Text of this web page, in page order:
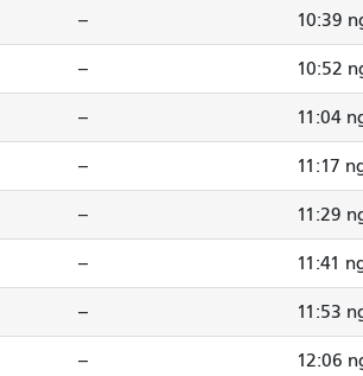
-- 10:39
-- 10:52
-- 11:04
-- 11:17
-- 11:29
-- 11:41
-- 11:53
-- 12:06